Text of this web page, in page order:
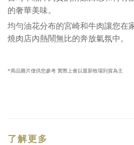
的奢華美味。
均勻油花分布的宮崎和牛肉讓您在
燒肉店內熱鬧無比的奔放氣氛中。
*商品圖片僅供您參考 實際上會以最新牧場到貨為主
了解更多